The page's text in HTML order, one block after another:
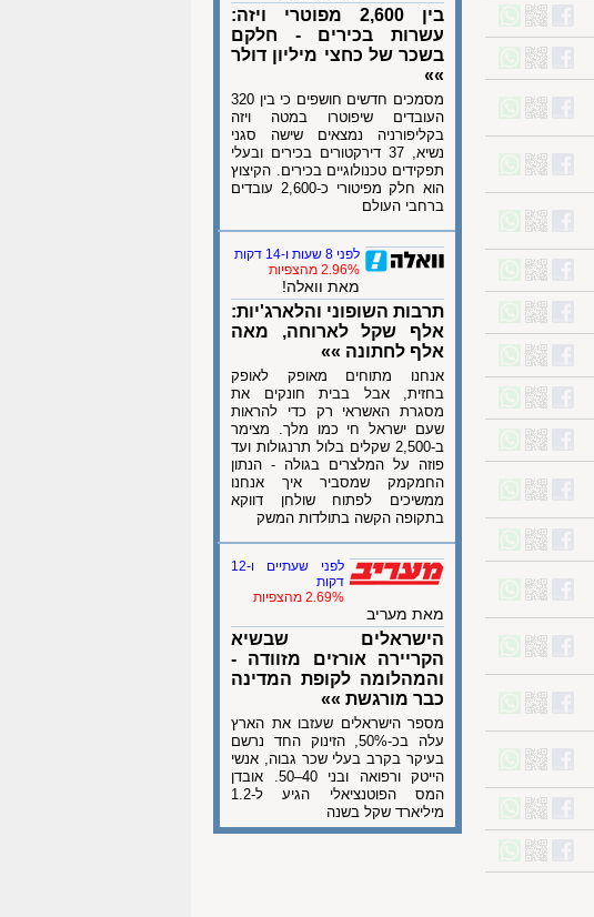
בין 2,600 מפוטרי ויזה:
עשרות בכירים - חלקם
בשכר של כחצי מיליון דולר
»»
מסמכים חדשים חושפים כי בין 320
העובדים שיפוטרו במטה ויזה
בקליפורניה נמצאים שישה סגני
נשיא, 37 דירקטורים בכירים ובעלי
תפקידים טכנולוגיים בכירים. הקיצוץ
הוא חלק מפיטורי כ-2,600 עובדים
ברחבי העולם
לפני 8 שעות ו-14 דקות
2.96% מהצפיות
מאת וואלה!
תרבות השופוני והלארג'יות:
אלף שקל לארוחה, מאה
אלף לחתונה »»
אנחנו מתוחים מאופק לאופק
בחזית, אבל בבית חונקים את
מסגרת האשראי רק כדי להראות
שעם ישראל חי כמו מלך. מצימר
ב-2,500 שקלים בלול תרנגולות ועד
פוזה על המלצרים בגולה - הנתון
החמקמק שמסביר איך אנחנו
ממשיכים לפתוח שולחן דווקא
בתקופה הקשה בתולדות המשק
לפני שעתיים ו-12
דקות
2.69% מהצפיות
מאת מעריב
הישראלים שבשיא
הקריירה אורזים מזוודה -
והמהלומה לקופת המדינה
כבר מורגשת »»
מספר הישראלים שעזבו את הארץ
עלה בכ-50%, הזינוק החד נרשם
בעיקר בקרב בעלי שכר גבוה, אנשי
הייטק ורפואה ובני 40–50. אובדן
המס הפוטנציאלי הגיע ל-1.2
מיליארד שקל בשנה